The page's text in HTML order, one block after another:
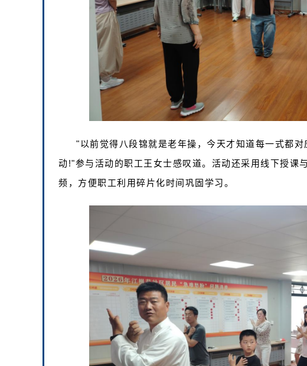
"以前觉得八段锦就是老年操，今天才知道每一式都
动!"参与活动的职工王女士感叹道。活动还采用线下授课
频，方便职工利用碎片化时间巩固学习。